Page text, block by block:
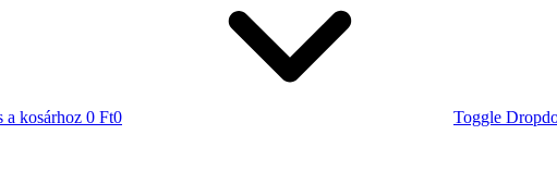
a kosárhoz 0 Ft0
Toggle